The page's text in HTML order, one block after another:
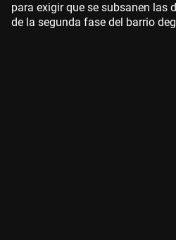
para exigir que se subsanen las
de la segunda fase del barrio